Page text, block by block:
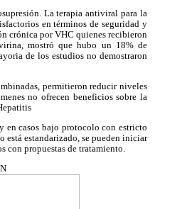
La terapia antiviral para la
en términos de seguridad y
crónica por VHC quienes recibieron
mostró que hubo un 18% de
de los estudios no demostraron
permitieron reducir niveles
no ofrecen beneficios sobre la
en casos bajo protocolo con estricto
estandarizado, se pueden iniciar
propuestas de tratamiento.